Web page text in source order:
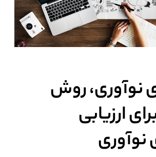
نوآوری، روش
ارزیابی
نوآوری